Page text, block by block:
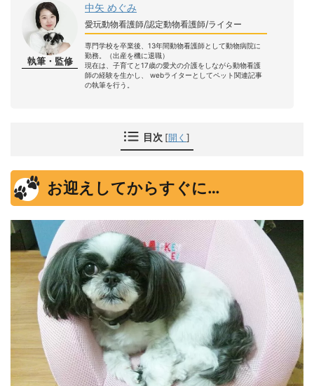
執筆・監修
中矢 めぐみ
愛玩動物看護師/認定動物看護師/ライター
専門学校を卒業後、13年間動物看護師として動物病院に
勤務。（出産を機に退職）
現在は、子育てと17歳の愛犬の介護をしながら動物看護
師の経験を生かし、 webライターとしてペット関連記事
の執筆を行う。
目次 [開く ]
お迎えしてからすぐに…